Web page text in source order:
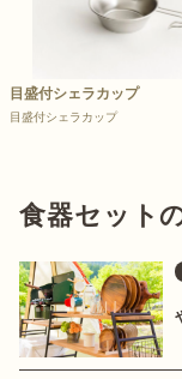
目盛付シェラカップ
目盛付シェラカップ
食器セット